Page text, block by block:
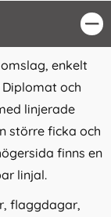
enkelt
och
linjerade
större ficka och
finns en
linjal.
flaggdagar,